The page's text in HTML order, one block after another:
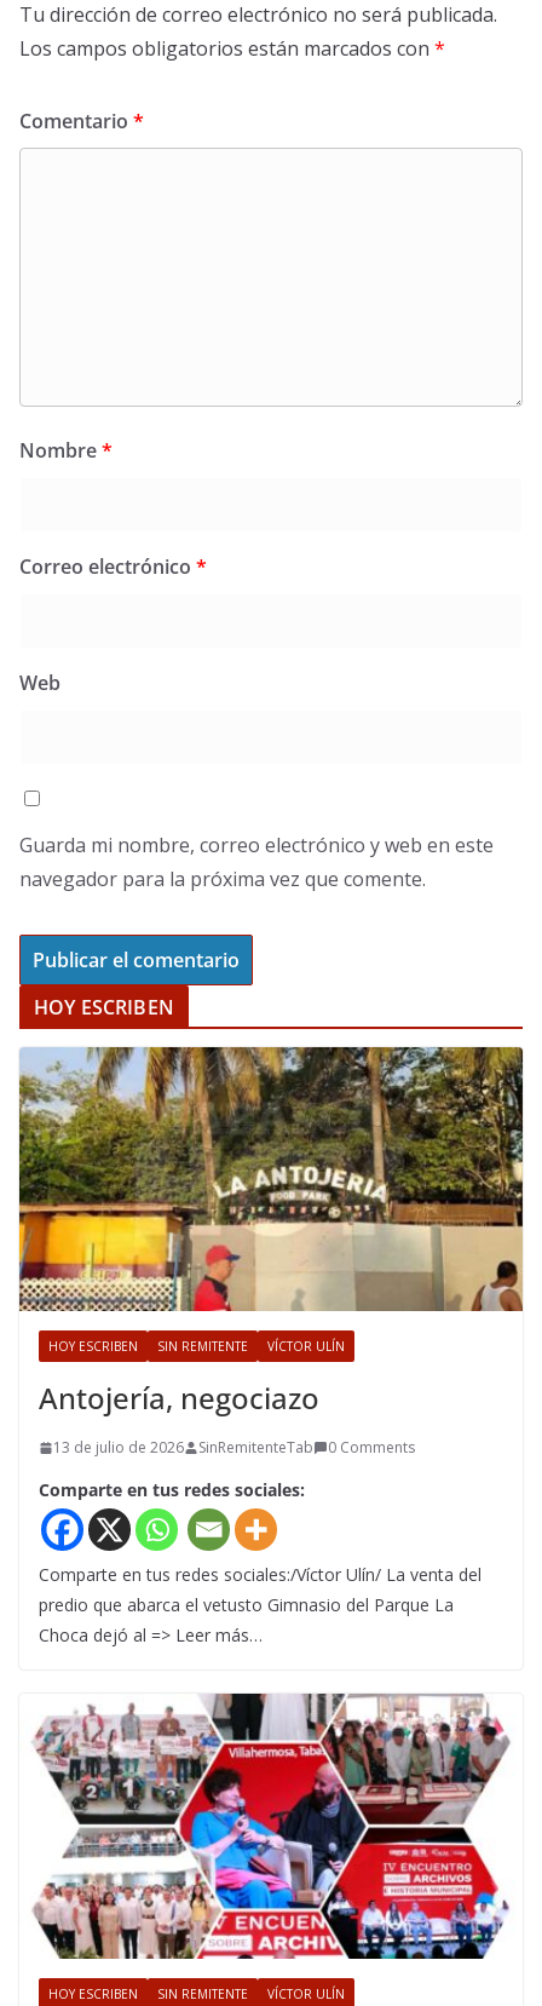
Tu dirección de correo electrónico no será publicada.
Los campos obligatorios están marcados con *
Comentario *
Nombre*
Correo electrónico *
Web
Guarda mi nombre, correo electrónico y web en este
navegador para la próxima vez que comente.
HOY ESCRIBEN
HOY ESCRIBEN SIN REMITENTE VÍCTOR ULÍN
Antojería, negociazo
13 de julio de 2026 SinRemitenteTab 0 Comments
Comparte en tus redes sociales:
Comparte en tus redes sociales:/Víctor Ulín/ La venta del
predio que abarca el vetusto Gimnasio del Parque La
Choca dejó al => Leer más…
HOY ESCRIBEN SIN REMITENTE VÍCTOR ULÍN